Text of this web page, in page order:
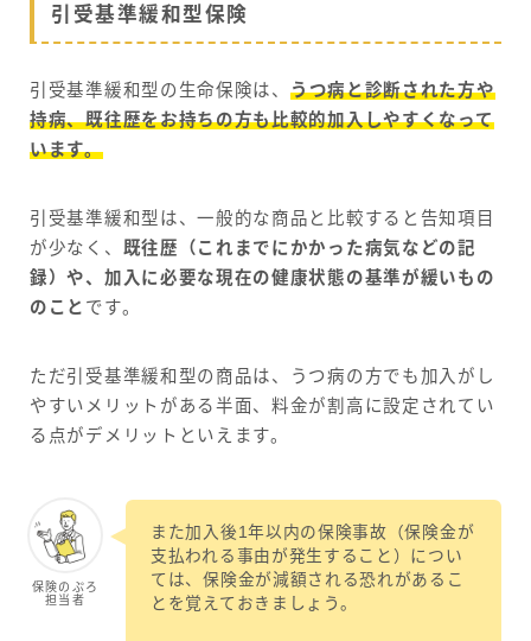
引受基準緩和型保険
引受基準緩和型の生命保険は、 うつ病と診断された方や
持病、既往歴をお持ちの方も比較的加入しやすくなって
います。
引受基準緩和型は、一般的な商品と比較すると告知項目
が少なく、 既往歴（これまでにかかった病気などの記
録）や、加入に必要な現在の健康状態の基準が緩いもの
のこと です。
ただ引受基準緩和型の商品は、うつ病の方でも加入がし
やすいメリットがある半面、料金が割高に設定されてい
る点がデメリットといえます。
保険のぷろ
担当者
また加入後1年以内の保険事故（保険金が
支払われる事由が発生すること）につい
ては、保険金が減額される恐れがあるこ
とを覚えておきましょう。